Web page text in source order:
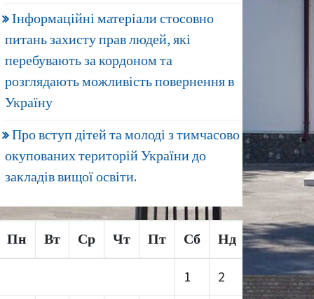
Інформаційні матеріали стосовно
питань захисту прав людей, які
перебувають за кордоном та
розглядають можливість повернення в
Україну
Про вступ дітей та молоді з тимчасово
окупованих територій України до
закладів вищої освіти.
Пн Вт Ср Чт Пт Сб Нд
1 2